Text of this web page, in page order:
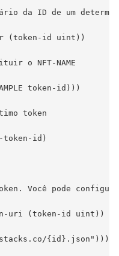
da ID de um
(token-id uint))
o NFT-NAME
token-id)))
token
id)
Você pode
uri (token-id uint))
{id}.json")))